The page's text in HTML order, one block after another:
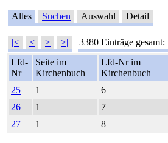
Alles Suchen Auswahl Detail
|< < > >| 3380 Einträge gesamt:
Lfd-
Nr
Seite im
Kirchenbuch
Lfd-Nr im
Kirchenbuch
25
1 6
26
1 7
27
1 8